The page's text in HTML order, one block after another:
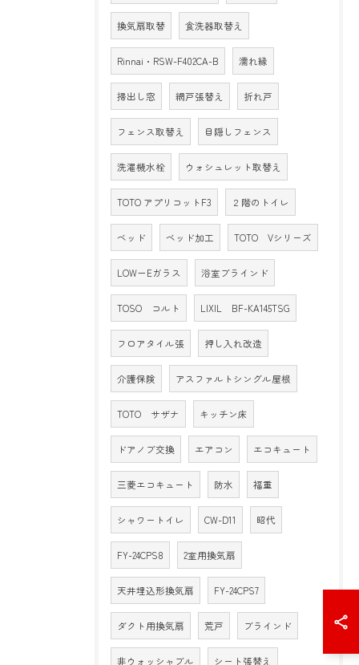
換気扇取替 食洗器取替え
Rinnai・RSW-F402CA-B 濡れ縁
掃出し窓 網戸張替え 折れ戸
フェンス取替え 目隠しフェンス
洗濯機水栓 ウォシュレット取替え
TOTO アプリコットF3 ２階のトイレ
ベッド ベッド加工 TOTO Vシリーズ
LOW－Eガラス 浴室ブラインド
TOSO コルト LIXIL BF-KA145TSG
フロアタイル張 押し入れ改造
介護保険 アスファルトシングル屋根
TOTO サザナ キッチン床
ドアノブ交換 エアコン エコキュート
三菱エコキュート 防水 福重
シャワートイレ CW-D11 昭代
FY-24CPS8 2室用換気扇
天井埋込形換気扇 FY-24CPS7
ダクト用換気扇 荒戸 ブラインド
非ウォッシャブル シート張替え